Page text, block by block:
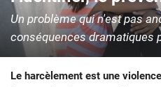
Un problème qui n'est pas
conséquences dramatiques
Le harcèlement est une